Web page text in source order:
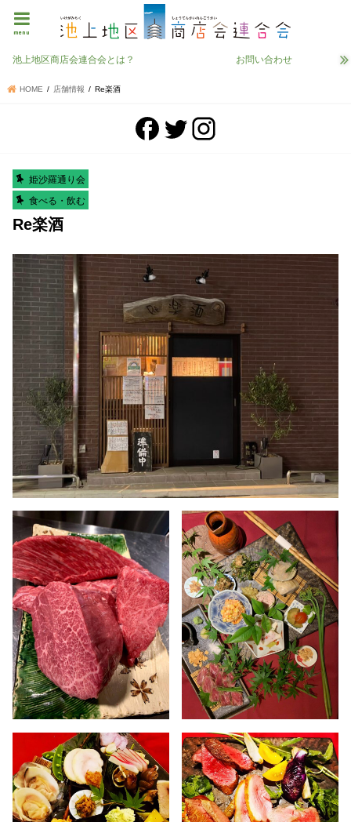
menu
池上地区商店会連合会とは？ お問い合わせ
HOME 店舗情報 Re楽酒
姫沙羅通り会
食べる・飲む
Re楽酒